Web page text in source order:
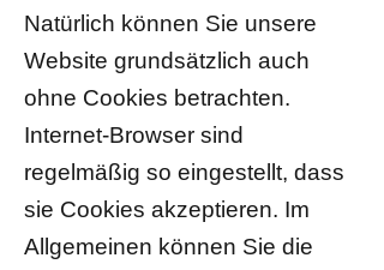
Natürlich können Sie unsere
Website grundsätzlich auch
ohne Cookies betrachten.
Internet-Browser sind
regelmäßig so eingestellt, dass
sie Cookies akzeptieren. Im
Allgemeinen können Sie die